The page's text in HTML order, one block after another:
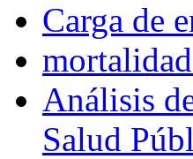
Carga de
Análisis
Salud